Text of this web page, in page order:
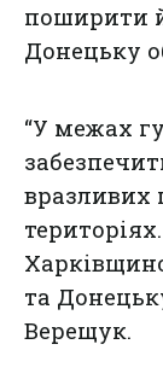
поширити
Донецьку
“У межах
вразливих
та
Верещук.